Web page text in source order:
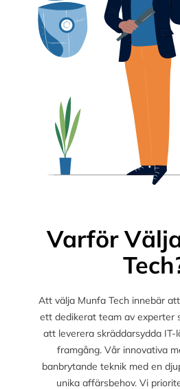
Varför
Att välja Munfa Tech innebär
ett dedikerat team av experter
att leverera skräddarsydda IT-
framgång. Vår innovativa
banbrytande teknik med en
unika affärsbehov. Vi